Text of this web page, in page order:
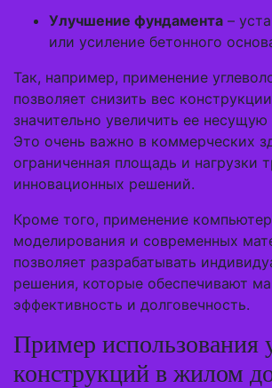
Улучшение фундамента –
или усиление бетонного
Так, например, применение
позволяет снизить вес
значительно увеличить ее несущую
Это очень важно в коммерческих
ограниченная площадь и нагрузки
инновационных решений.
Кроме того, применение
моделирования и современных
позволяет разрабатывать
решения, которые обеспечивают
эффективность и долговечность.
Пример использования
конструкций в жилом